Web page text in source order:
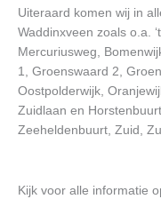
Uiteraard komen wij in
Waddinxveen zoals o.a.
Mercuriusweg,
1, Groenswaard 2,
Oostpolderwijk,
Zuidlaan en
Zeeheldenbuurt, Zuid,
Kijk voor alle informatie